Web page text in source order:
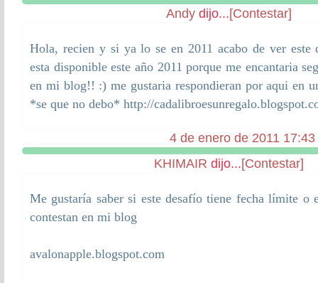
Andy dijo...[Contestar]
Hola, recien y si ya lo se en 2011 acabo de ver este
esta disponible este año 2011 porque me encantaria
en mi blog!! :) me gustaria respondieran por aqui en
*se que no debo* http://
4 de enero de 2011 17:43
KHIMAIR dijo...[Contestar]
Me gustaría saber si este desafío tiene fecha límite o
contestan en mi blog
avalonapple.blogspot.com